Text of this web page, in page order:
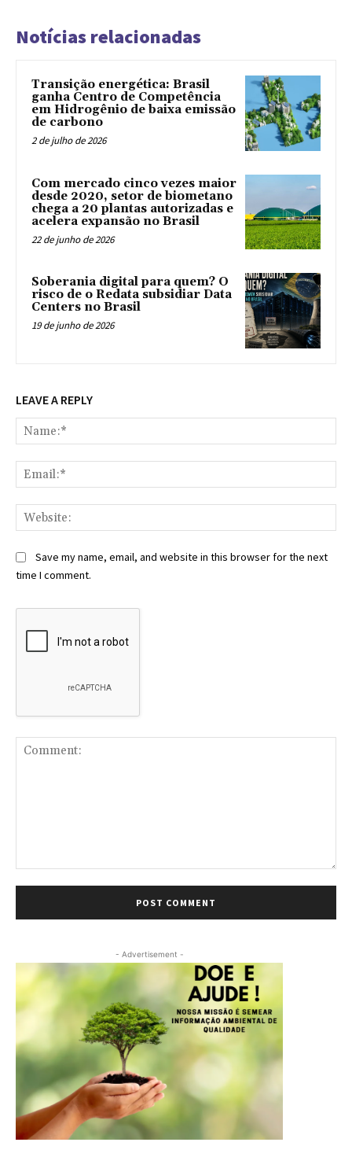
Notícias relacionadas
Transição energética: Brasil
ganha Centro de Competência
em Hidrogênio de baixa emissão
de carbono
2 de julho de 2026
Com mercado cinco vezes maior
desde 2020, setor de biometano
chega a 20 plantas autorizadas e
acelera expansão no Brasil
22 de junho de 2026
Soberania digital para quem? O
risco de o Redata subsidiar Data
Centers no Brasil
19 de junho de 2026
LEAVE A REPLY
Save my name, email, and website in this browser for the next
time I comment.
- Advertisement -